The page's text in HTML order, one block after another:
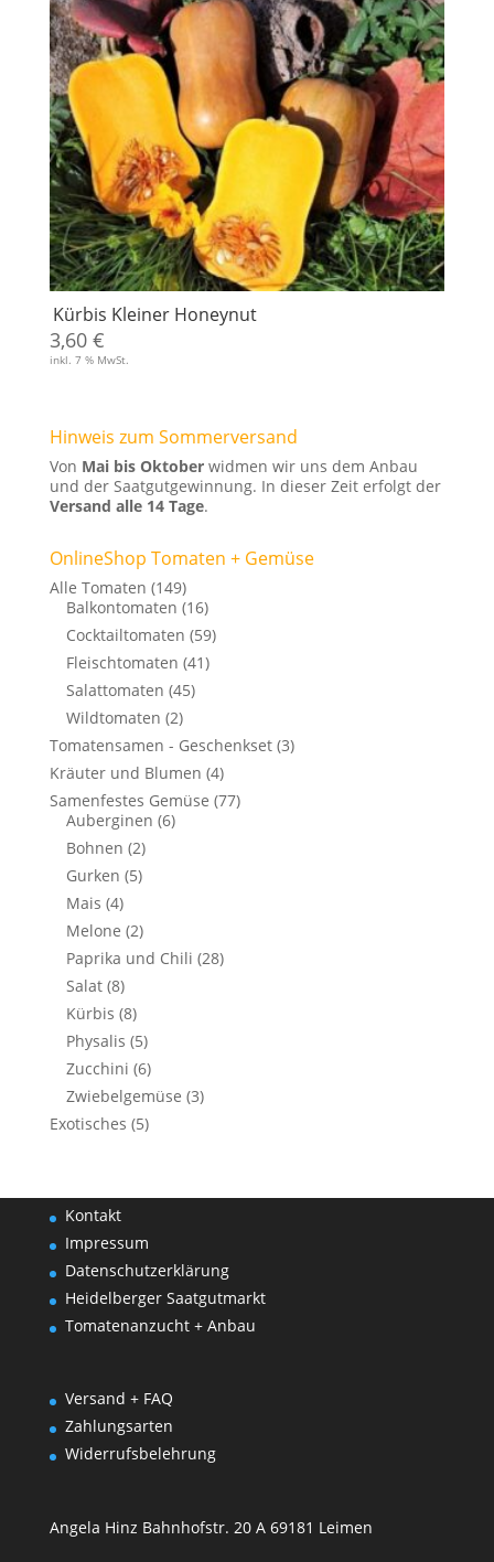
Kürbis Kleiner Honeynut
3,60 €
inkl. 7 % MwSt.
Hinweis zum Sommerversand
Von Mai bis Oktoberwidmen wir uns dem Anbau
und der Saatgutgewinnung. In dieser Zeit erfolgt der
Versand alle 14 Tage.
OnlineShop Tomaten + Gemüse
Alle Tomaten (149)
Balkontomaten (16)
Cocktailtomaten (59)
Fleischtomaten (41)
Salattomaten (45)
Wildtomaten (2)
Tomatensamen - Geschenkset (3)
Kräuter und Blumen (4)
Samenfestes Gemüse (77)
Auberginen (6)
Bohnen (2)
Gurken (5)
Mais (4)
Melone (2)
Paprika und Chili (28)
Salat (8)
Kürbis (8)
Physalis (5)
Zucchini (6)
Zwiebelgemüse (3)
Exotisches (5)
Kontakt
Impressum
Datenschutzerklärung
Heidelberger Saatgutmarkt
Tomatenanzucht + Anbau
Versand + FAQ
Zahlungsarten
Widerrufsbelehrung
Angela Hinz Bahnhofstr. 20 A 69181 Leimen